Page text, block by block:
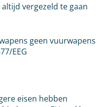
vergezeld te gaan
geen vuurwapens
EEG
eisen hebben